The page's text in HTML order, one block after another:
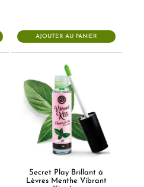
AJOUTER AU PANIER
Secret Play Brillant à
Lèvres Menthe Vibrant